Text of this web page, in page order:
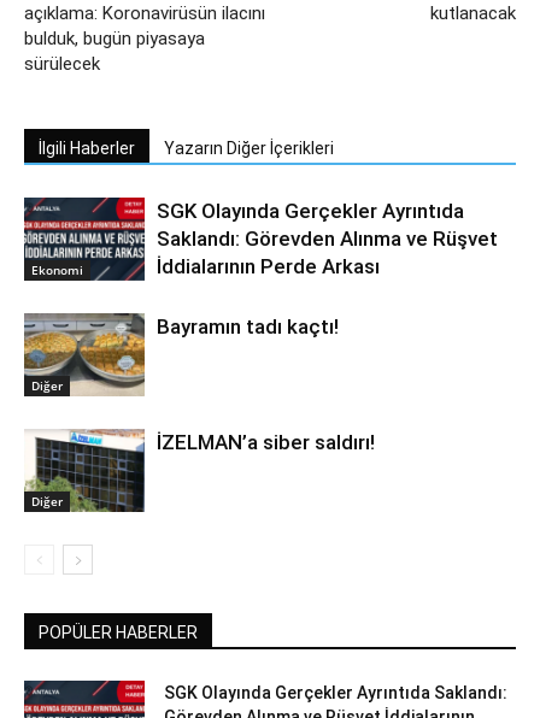
açıklama: Koronavirüsün ilacını
bulduk, bugün piyasaya
sürülecek
kutlanacak
İlgili Haberler Yazarın Diğer İçerikleri
Ekonomi
SGK Olayında Gerçekler Ayrıntıda
Saklandı: Görevden Alınma ve Rüşvet
İddialarının Perde Arkası
Diğer
Bayramın tadı kaçtı!
Diğer
İZELMAN’a siber saldırı!
POPÜLER HABERLER
SGK Olayında Gerçekler Ayrıntıda Saklandı: